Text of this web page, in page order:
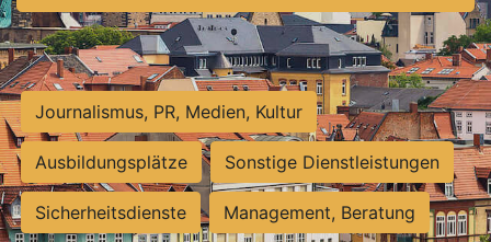
Journalismus, PR, Medien, Kultur
Ausbildungsplätze Sonstige Dienstleistungen
Sicherheitsdienste Management, Beratung